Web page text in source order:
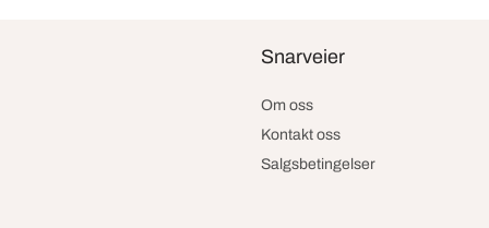
Snarveier
Om oss
Kontakt oss
Salgsbetingelser